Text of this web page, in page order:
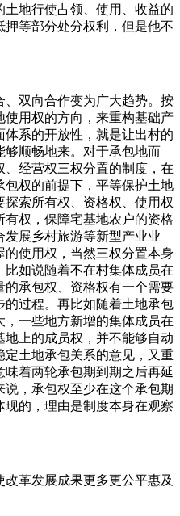
地行使占领、使用、收益的
等部分处分权利，但是他不
双向合作变为广大趋势。按
用权的方向，来重构基础产
系的开放性，就是让出村的
够顺畅地来。对于承包地而
经营权三权分置的制度，在
权的前提下，平等保护土地
索所有权、资格权、使用权
权，保障宅基地农户的资格
展乡村旅游等新型产业业
使用权，当然三权分置本身
如说随着不在村集体成员在
承包权、资格权有一个需要
过程。再比如随着土地承包
一些地方新增的集体成员在
上的成员权，并不能够自动
土地承包关系的意见，又重
着两轮承包期到期之后再延
，承包权至少在这个承包期
的，理由是制度本身在观察
革发展成果更多更公平惠及